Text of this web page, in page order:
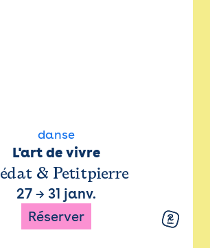
danse
L'art de vivre
& Petitpierre
27 → 31 janv.
Réserver